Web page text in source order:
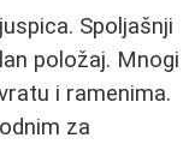
Spoljašnji
položaj. Mnogi
i ramenima.
za